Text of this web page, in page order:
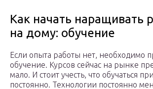
Как начать наращивать
на дому: обучение
Если опыта работы нет, необходимо
обучение. Курсов сейчас на рынке
мало. И стоит учесть, что обучаться
постоянно. Технологии постоянно